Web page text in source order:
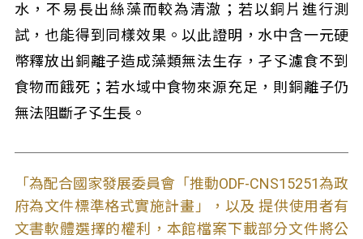
水，不易長出絲藻而較為清澈；若以銅片進行測
試，也能得到同樣效果。以此證明，水中含一元硬
幣釋放出銅離子造成藻類無法生存，孑孓濾食不到
食物而餓死；若水域中食物來源充足，則銅離子仍
無法阻斷孑孓生長。
「為配合國家發展委員會「推動ODF-CNS15251為政
府為文件標準格式實施計畫」，以及 提供使用者有
文書軟體選擇的權利，本館檔案下載部分文件將公